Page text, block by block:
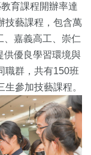
育課程開辦率達
技藝課程，包含萬
、嘉義高工、崇仁
供優良學習環境與
職群，共有150班
參加技藝課程。